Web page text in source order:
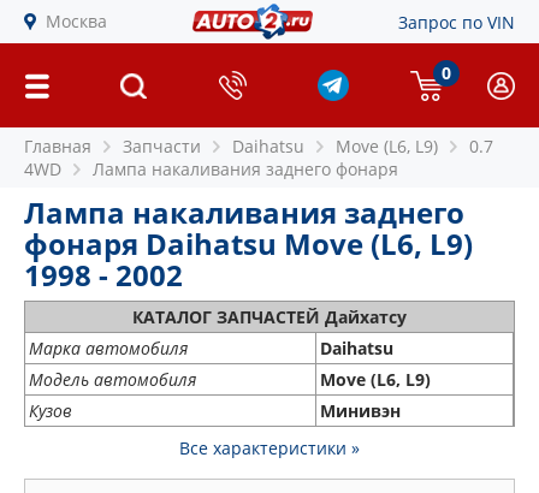
Москва Запрос по VIN
0
Главная Запчасти Daihatsu Move (L6, L9)
0.7
4WD
Лампа накаливания заднего фонаря
Лампа накаливания заднего
фонаря Daihatsu Move (L6, L9)
1998 - 2002
КАТАЛОГ ЗАПЧАСТЕЙ Дайхатсу
Марка автомобиля
Daihatsu
Модель автомобиля
Move (L6, L9)
Кузов
Минивэн
Все характеристики »